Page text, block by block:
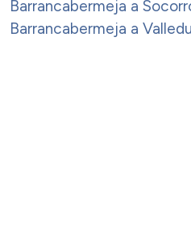
Barrancabermeja a
Barrancabermeja a